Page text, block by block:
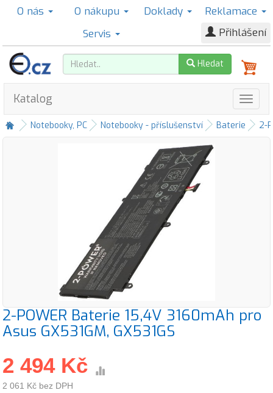
O nás O nákupu Doklady
Reklamace
Servis
Přihlášení
Hledat
Katalog
Notebooky, PC Notebooky - příslušenství Baterie 2-
2-POWER Baterie 15,4V 3160mAh pro
Asus GX531GM, GX531GS
2 494 Kč
2 061 Kč bez DPH